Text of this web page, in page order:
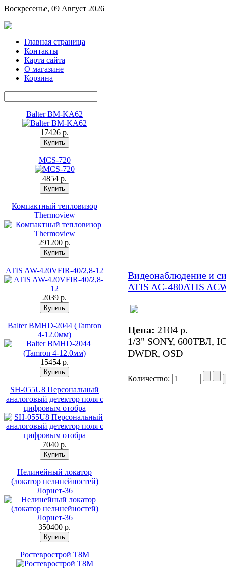
Воскресенье, 09 Август 2026
Главная страница
Контакты
Карта сайта
О магазине
Корзина
Balter BM-KA62
17426 p.
MCS-720
4854 p.
Компактный тепловизор
Thermoview
291200 p.
ATIS AW-420VFIR-40/2,8-12
2039 p.
Balter BMHD-2044 (Tamron
4-12.0мм)
15454 p.
SH-055U8 Персональный
аналоговый детектор поля с
цифровым отобра
7040 p.
Нелинейный локатор
(локатор нелинейностей)
Лорнет-36
350400 p.
Ростеврострой Т8М
Видеонаблюдение и
ATIS AC-480ATIS
Цена: 2104 p.
1/3" SONY, 600ТВЛ,
DWDR, OSD
Количество: